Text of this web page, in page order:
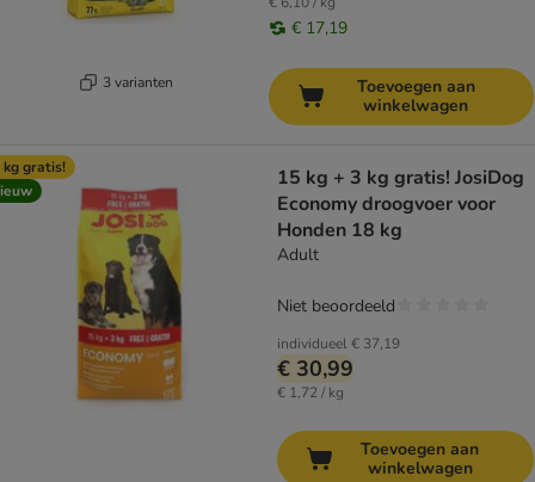
3 varianten
€ 17,19
Toevoegen aan
winkelwagen
kg gratis!
15 kg + 3 kg gratis! JosiDog
Economy droogvoer voor
Honden 18 kg
Adult
individueel€ 37,19
€ 30,99
€ 1,72 / kg
Niet beoordeeld
Toevoegen aan
winkelwagen